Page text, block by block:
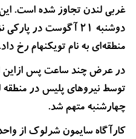
غربی لندن تجاوز شده است.
دوشنبه 21 آگوست در
منطقه‌ای به نام تویکنهام رخ
توسط نیروهای پلیس در
چهارشنبه متهم شد.
کارآگاه سایمون شرلوک از